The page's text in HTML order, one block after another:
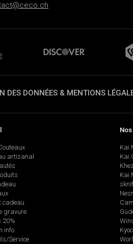
DES DONNÉES & MENTIONS
artisanal
cadeau
gravure
20%
info
Service
Kai
Kai
Kai